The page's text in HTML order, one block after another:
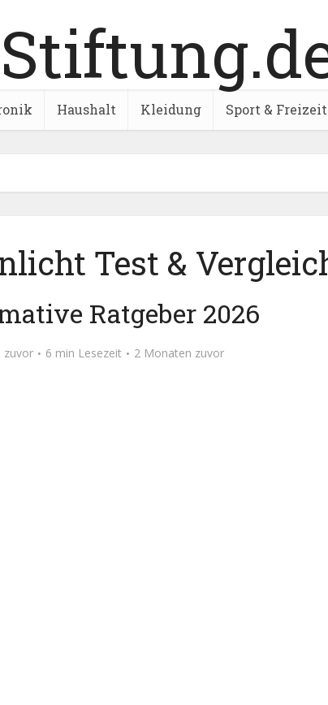
Haushalt Kleidung Sport & Freizeit
Test &
Ratgeber 2026
zuvor 6 min Lesezeit 2 Monaten zuvor